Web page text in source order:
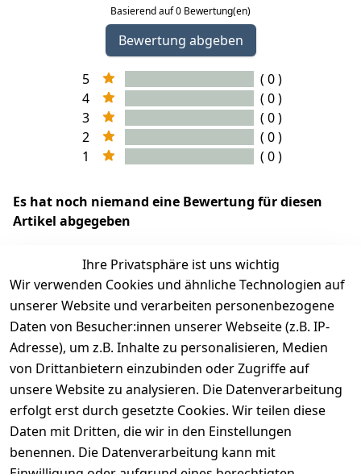
Basierend auf 0 Bewertung(en)
Bewertung abgeben
5
( 0 )
4
( 0 )
3
( 0 )
2
( 0 )
1
( 0 )
Es hat noch niemand eine Bewertung für diesen
Artikel abgegeben
EU-Verantwortliche Person - klicken Sie für Details
Ihre Privatsphäre ist uns wichtig
Wir verwenden Cookies und ähnliche Technologien auf
unserer Website und verarbeiten personenbezogene
Daten von Besucher:innen unserer Webseite (z.B. IP-
Adresse), um z.B. Inhalte zu personalisieren, Medien
von Drittanbietern einzubinden oder Zugriffe auf
unsere Website zu analysieren. Die Datenverarbeitung
erfolgt erst durch gesetzte Cookies. Wir teilen diese
Daten mit Dritten, die wir in den Einstellungen
benennen. Die Datenverarbeitung kann mit